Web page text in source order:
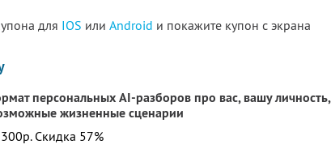
для IOS или Android и покажите купон с экрана
персональных AI-разборов про вас, вашу личность,
жизненные сценарии
Скидка 57%